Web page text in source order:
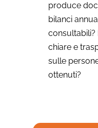
produce
bilanci
consultabili?
chiare e
sulle
ottenuti?